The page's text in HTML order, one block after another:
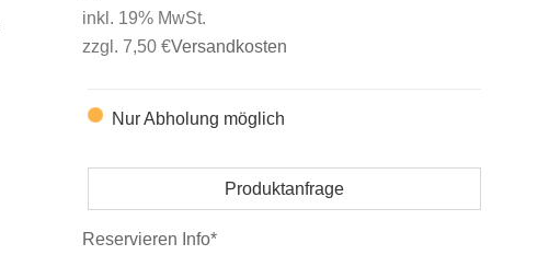
inkl. 19% MwSt.
zzgl. 7,50 €Versandkosten
Nur Abholung möglich
Produktanfrage
Reservieren Info*